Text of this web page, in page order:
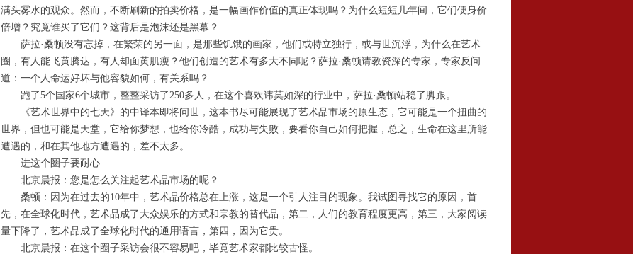
满头雾水的观众。然而，不断刷新的拍卖价格，是一幅画作价值的真正体现吗？为什么短短几年间，它们便身价
倍增？究竟谁买了它们？这背后是泡沫还是黑幕？
萨拉·桑顿没有忘掉，在繁荣的另一面，是那些饥饿的画家，他们或特立独行，或与世沉浮，为什么在艺术
圈，有人能飞黄腾达，有人却面黄肌瘦？他们创造的艺术有多大不同呢？萨拉·桑顿请教资深的专家，专家反问
道：一个人命运好坏与他容貌如何，有关系吗？
跑了5个国家6个城市，整整采访了250多人，在这个喜欢讳莫如深的行业中，萨拉·桑顿站稳了脚跟。
《艺术世界中的七天》的中译本即将问世，这本书尽可能展现了艺术品市场的原生态，它可能是一个扭曲的
世界，但也可能是天堂，它给你梦想，也给你冷酷，成功与失败，要看你自己如何把握，总之，生命在这里所能
遭遇的，和在其他地方遭遇的，差不太多。
进这个圈子要耐心
北京晨报：您是怎么关注起艺术品市场的呢？
桑顿：因为在过去的10年中，艺术品价格总在上涨，这是一个引人注目的现象。我试图寻找它的原因，首
先，在全球化时代，艺术品成了大众娱乐的方式和宗教的替代品，第二，人们的教育程度更高，第三，大家阅读
量下降了，艺术品成了全球化时代的通用语言，第四，因为它贵。
北京晨报：在这个圈子采访会很不容易吧，毕竟艺术家都比较古怪。